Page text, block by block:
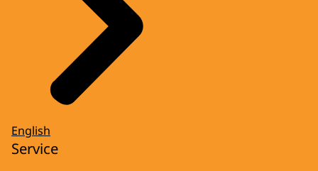
English
Service